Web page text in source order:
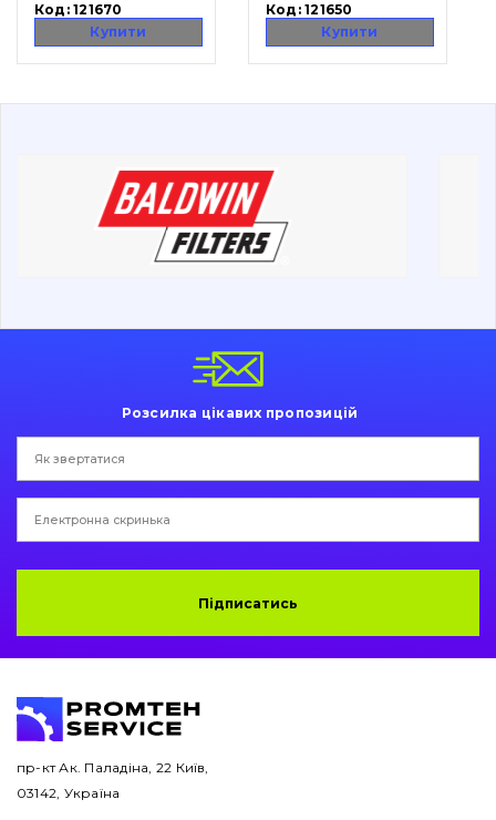
Ходова частина
Ножі, ріжучі кромки
Захист (ковша, адаптера)
Трансмісія
Рама і кузов
Буровий інструмент
Електрообладнання
написати
Код:121670
Купити
Код:121650
Купити
Розсилка цікавих пропозицій
Підписатись
пр-кт Ак. Паладіна, 22 Київ,
03142, Україна